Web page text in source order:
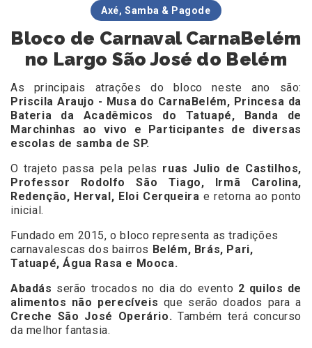
Axé, Samba & Pagode
Bloco de Carnaval CarnaBelém
no Largo São José do Belém
As principais atrações do bloco neste ano são:
Priscila Araujo - Musa do CarnaBelém, Princesa da
Bateria da Acadêmicos do Tatuapé,
Banda de
Marchinhas ao vivo e
Participantes de diversas
escolas de samba de SP.
O trajeto passa pela pelas ruas Julio de Castilhos,
Professor Rodolfo São Tiago, Irmã Carolina,
Redenção, Herval, Eloi Cerqueira e retorna ao ponto
inicial.
Fundado em 2015, o bloco representa as tradições
carnavalescas dos bairros Belém, Brás, Pari,
Tatuapé, Água Rasa e Mooca.
Abadás serão trocados no dia do evento 2 quilos de
alimentos não perecíveis que serão doados paraa
Creche São José Operário.Também terá concurso
da melhor fantasia.